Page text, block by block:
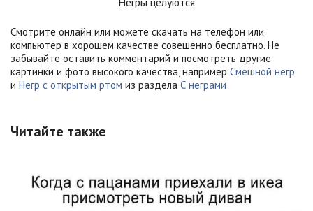
Смотрите онлайн или можете скачать на телефон или
компьютер в хорошем качестве совешенно бесплатно. Не
забывайте оставить комментарий и посмотреть другие
картинки и фото высокого качества, например Смешной негр
и Негр с открытым ртом из раздела С неграми
Читайте также